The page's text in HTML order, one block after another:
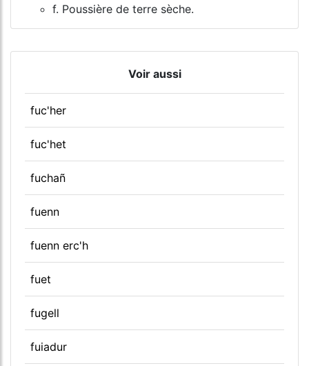
f. Poussière de terre sèche.
Voir aussi
fuc'her
fuc'het
fuchañ
fuenn
fuenn erc'h
fuet
fugell
fuiadur